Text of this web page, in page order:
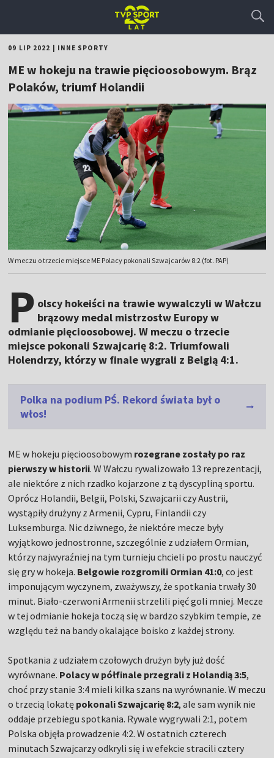
09 LIP 2022 INNE SPORTY
ME w hokeju na trawie pięcioosobowym. Brąz
Polaków, triumf Holandii
W meczu o trzecie miejsce ME Polacy pokonali Szwajcarów 8:2 (fot. PAP)
P olscy hokeiści na trawie wywalczyli w Wałczu
brązowy medal mistrzostw Europy w
odmianie pięcioosobowej. W meczu o trzecie
miejsce pokonali Szwajcarię 8:2. Triumfowali
Holendrzy, którzy w finale wygrali z Belgią 4:1.
Polka na podium PŚ. Rekord świata był o
włos!
ME w hokeju pięcioosobowym rozegrane zostały po raz
pierwszy w historii. W Wałczu rywalizowało 13 reprezentacji,
ale niektóre z nich rzadko kojarzone z tą dyscypliną sportu.
Oprócz Holandii, Belgii, Polski, Szwajcarii czy Austrii,
wystąpiły drużyny z Armenii, Cypru, Finlandii czy
Luksemburga. Nic dziwnego, że niektóre mecze były
wyjątkowo jednostronne, szczególnie z udziałem Ormian,
którzy najwyraźniej na tym turnieju chcieli po prostu nauczyć
się gry w hokeja. Belgowie rozgromili Ormian 41:0, co jest
imponującym wyczynem, zważywszy, że spotkania trwały 30
minut. Biało-czerwoni Armenii strzelili pięć goli mniej. Mecze
w tej odmianie hokeja toczą się w bardzo szybkim tempie, ze
względu też na bandy okalające boisko z każdej strony.
Spotkania z udziałem czołowych drużyn były już dość
wyrównane. Polacy w półfinale przegrali z Holandią 3:5,
choć przy stanie 3:4 mieli kilka szans na wyrównanie. W meczu
o trzecią lokatę pokonali Szwajcarię 8:2, ale sam wynik nie
oddaje przebiegu spotkania. Rywale wygrywali 2:1, potem
Polska objęła prowadzenie 4:2. W ostatnich czterech
minutach Szwajcarzy odkryli się i w efekcie stracili cztery